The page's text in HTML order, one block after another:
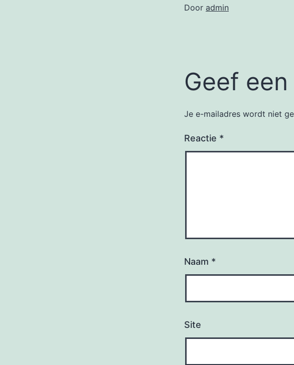
Door admin
Geef
Je e-mailadres wordt niet
Reactie *
Naam *
Site